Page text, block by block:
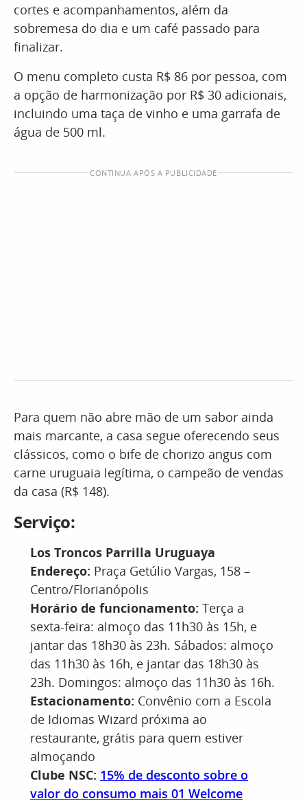
cortes e acompanhamentos, além da
sobremesa do dia e um café passado para
finalizar.
O menu completo custa R$ 86 por pessoa, com
a opção de harmonização por R$ 30 adicionais,
incluindo uma taça de vinho e uma garrafa de
água de 500 ml.
CONTINUA APÓS A PUBLICIDADE
Para quem não abre mão de um sabor ainda
mais marcante, a casa segue oferecendo seus
clássicos, como o bife de chorizo angus com
carne uruguaia legítima, o campeão de vendas
da casa (R$ 148).
Serviço:
Los Troncos Parrilla Uruguaya
Endereço: Praça Getúlio Vargas, 158 –
Centro/Florianópolis
Horário de funcionamento: Terça a
sexta-feira: almoço das 11h30 às 15h, e
jantar das 18h30 às 23h. Sábados: almoço
das 11h30 às 16h, e jantar das 18h30 às
23h. Domingos: almoço das 11h30 às 16h.
Estacionamento: Convênio com a Escola
de Idiomas Wizard próxima ao
restaurante, grátis para quem estiver
almoçando
Clube NSC: 15% de desconto sobre o
valor do consumo mais 01 Welcome